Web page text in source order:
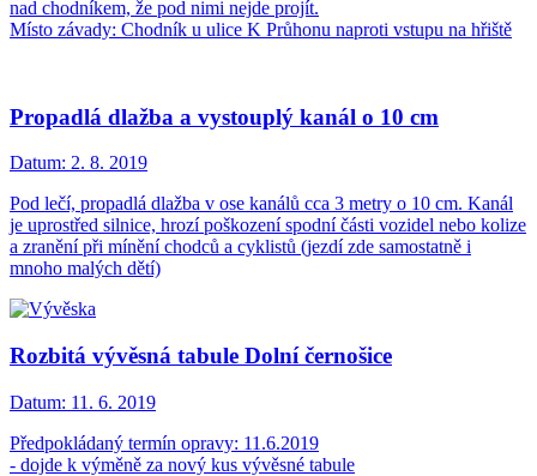
nad chodníkem, že pod nimi nejde projít.
Místo závady: Chodník u ulice K Průhonu naproti vstupu na hřiště
Propadlá dlažba a vystouplý kanál o 10 cm
Datum: 2. 8. 2019
Pod lečí, propadlá dlažba v ose kanálů cca 3 metry o 10 cm. Kanál
je uprostřed silnice, hrozí poškození spodní části vozidel nebo kolize
a zranění při mínění chodců a cyklistů (jezdí zde samostatně i
mnoho malých dětí)
Rozbitá vývěsná tabule Dolní černošice
Datum: 11. 6. 2019
Předpokládaný termín opravy: 11.6.2019
- dojde k výměně za nový kus vývěsné tabule